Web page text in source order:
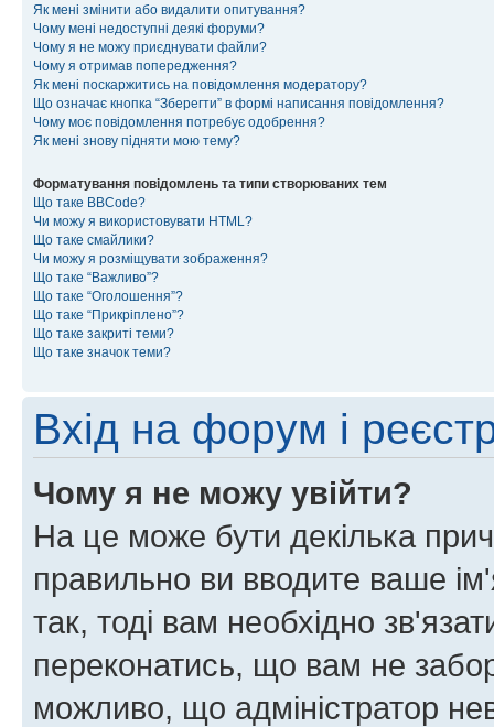
Як мені змінити або видалити опитування?
Чому мені недоступні деякі форуми?
Чому я не можу приєднувати файли?
Чому я отримав попередження?
Як мені поскаржитись на повідомлення модератору?
Що означає кнопка “Зберегти” в формі написання повідомлення?
Чому моє повідомлення потребує одобрення?
Як мені знову підняти мою тему?
Форматування повідомлень та типи створюваних тем
Що таке BBCode?
Чи можу я використовувати HTML?
Що таке смайлики?
Чи можу я розміщувати зображення?
Що таке “Важливо”?
Що таке “Оголошення”?
Що таке “Прикріплено”?
Що таке закриті теми?
Що таке значок теми?
Вхід на форум і
Чому я не можу увійти?
На це може бути декілька
правильно ви вводите ваше
так, тоді вам необхідно
переконатись, що вам не
можливо, що адміністратор